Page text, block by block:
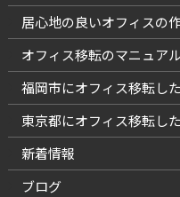
居心地の良いオフィスの
オフィス移転のマニュアル
福岡市にオフィス移転し
東京都にオフィス移転し
新着情報
ブログ